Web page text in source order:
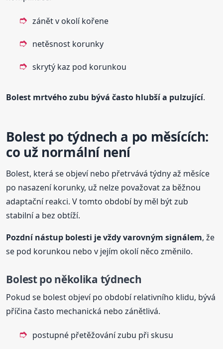
zánět v okolí kořene
netěsnost korunky
skrytý kaz pod korunkou
Bolest mrtvého zubu bývá často hlubší a pulzující.
Bolest po týdnech a po měsících:
co už normální není
Bolest, která se objeví nebo přetrvává týdny až měsíce
po nasazení korunky, už nelze považovat za běžnou
adaptační reakci. V tomto období by měl být zub
stabilní a bez obtíží.
Pozdní nástup bolesti je vždy varovným signálem, že
se pod korunkou nebo v jejím okolí něco změnilo.
Bolest po několika týdnech
Pokud se bolest objeví po období relativního klidu, bývá
příčina často mechanická nebo zánětlivá.
postupné přetěžování zubu při skusu